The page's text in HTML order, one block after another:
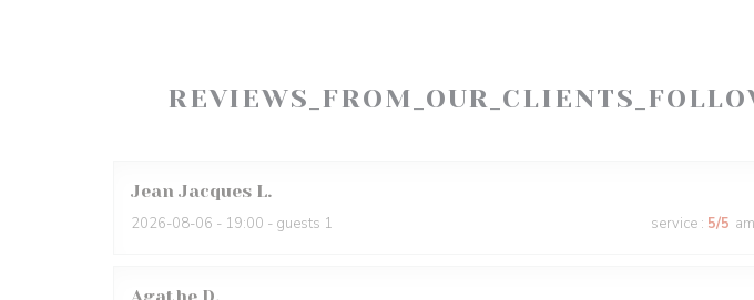
Jean Jacques L
2026-08-06 - 19:00 - guests 1 service : 5/5